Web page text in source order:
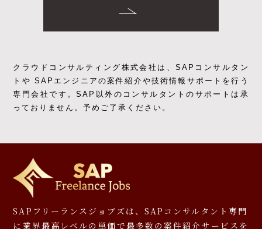
クラウドコンサルティング株式会社は、SAPコンサルタン
トや SAPエンジニアの案件紹介や技術情報サポートを行う
専門会社です。SAP以外のコンサルタントのサポートは承
っておりません。予めご了承ください。
SAPフリーランスジョブズは、SAPコンサルタント専門
に 業界最高レベルの単価で最多数の案件紹介サービスを